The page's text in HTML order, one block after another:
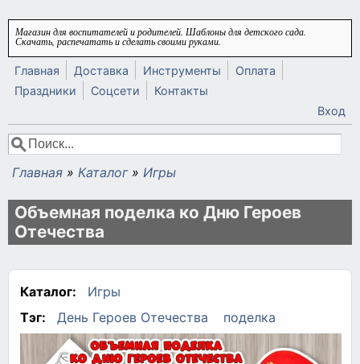
Перейти к основному содержанию
Магазин для воспитателей и родителей. Шаблоны для детского сада.
Скачать, распечатать и сделать своими руками.
Главная Доставка Инструменты
Оплата
Праздники
Соцсети
Контакты
Вход
Форма поиска
Поиск
Вы здесь
Главная » Каталог » Игры
Объемная поделка ко Дню Героев
Отечества
Каталог:
Игры
Тэг:
День Героев Отечества поделка